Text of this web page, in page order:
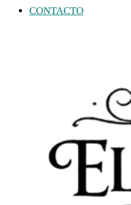
CONTACTO